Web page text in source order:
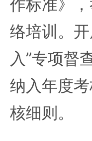
作标准》
络培训。
入”专项督
纳入年度
核细则。